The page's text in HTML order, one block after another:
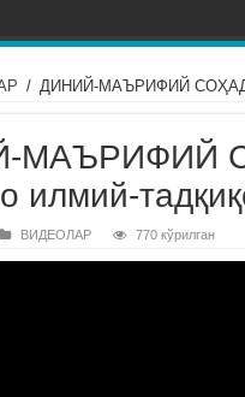
/ ДИНИЙ-МАЪРИФИЙ
МАЪРИФИЙ
илмий-
ВИДЕОЛАР 770 кўрилган